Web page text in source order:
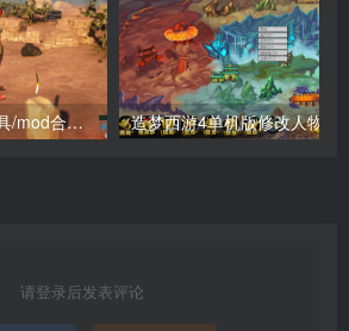
黄油/网络修改器工具/mod合集（点进来查看）
请登录后发表评论